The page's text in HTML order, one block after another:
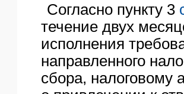
Согласно пункту 3
течение двух
исполнения
направленного
сбора, налоговому